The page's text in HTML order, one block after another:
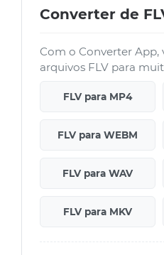
Converter de
Com o Converter
arquivos FLV para
FLV para MP4
FLV para WEBM
FLV para WAV
FLV para MKV